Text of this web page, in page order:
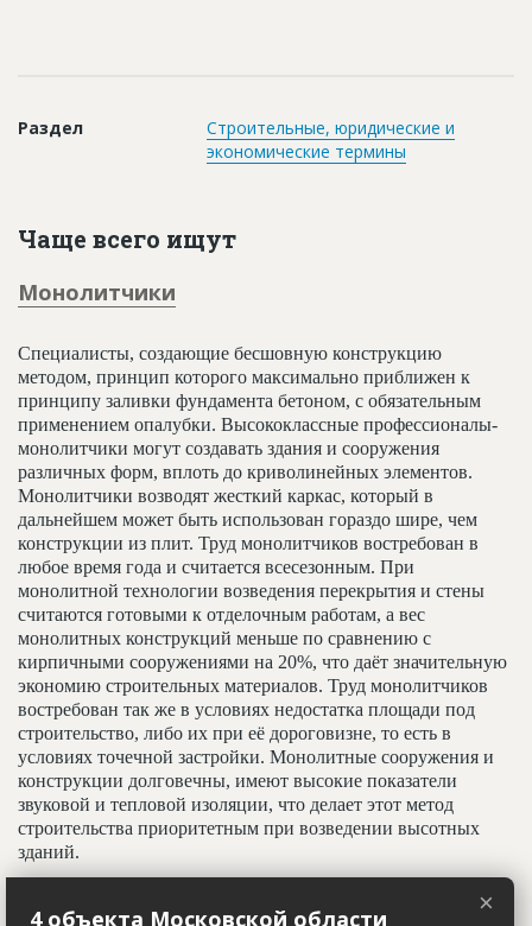
Раздел
Строительные, юридические и
экономические термины
Чаще всего ищут
Монолитчики
Специалисты, создающие бесшовную конструкцию
методом, принцип которого максимально приближен к
принципу заливки фундамента бетоном, с обязательным
применением опалубки. Высококлассные профессионалы-
монолитчики могут создавать здания и сооружения
различных форм, вплоть до криволинейных элементов.
Монолитчики возводят жесткий каркас, который в
дальнейшем может быть использован гораздо шире, чем
конструкции из плит. Труд монолитчиков востребован в
любое время года и считается всесезонным. При
монолитной технологии возведения перекрытия и стены
считаются готовыми к отделочным работам, а вес
монолитных конструкций меньше по сравнению с
кирпичными сооружениями на 20%, что даёт значительную
экономию строительных материалов. Труд монолитчиков
востребован так же в условиях недостатка площади под
строительство, либо их при её дороговизне, то есть в
условиях точечной застройки. Монолитные сооружения и
конструкции долговечны, имеют высокие показатели
звуковой и тепловой изоляции, что делает этот метод
строительства приоритетным при возведении высотных
зданий.
×
4 объекта Московской области